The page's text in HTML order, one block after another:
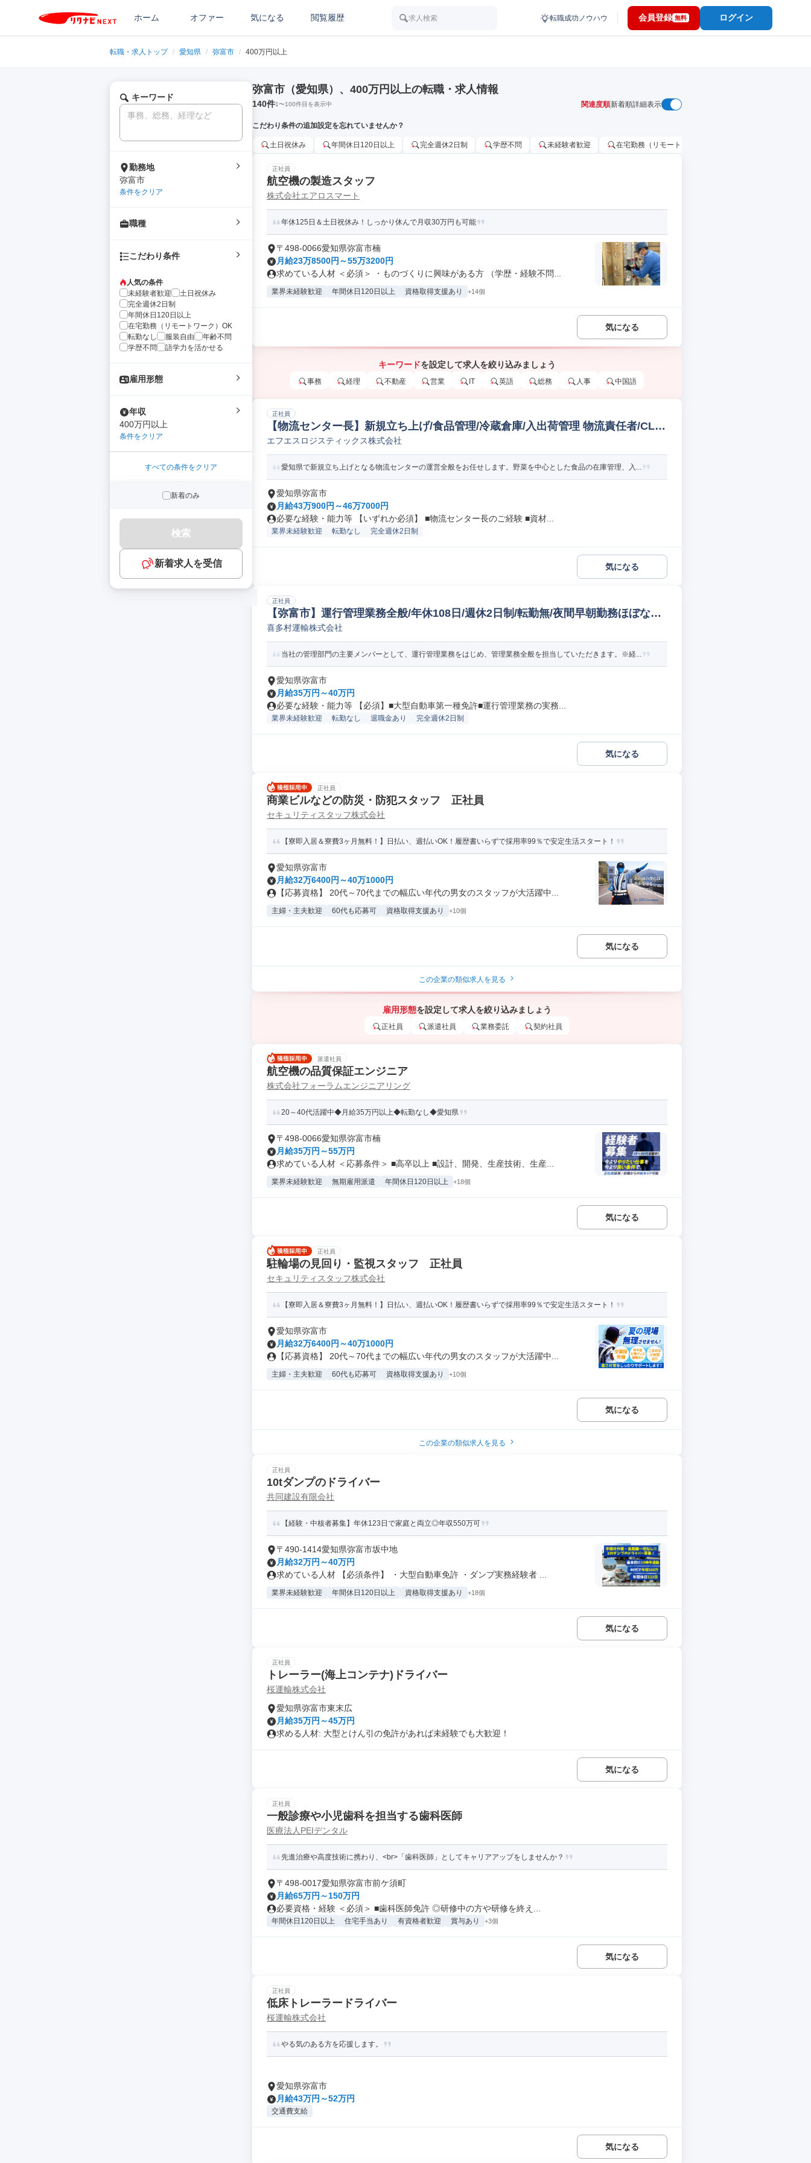
ホーム オファー 気になる 閲覧履歴 求人検索 転職成功ノウハウ 会員登録 無料 ログイン
転職・求人トップ / 愛知県 / 弥富市 / 400万円以上
キーワード
勤務地
弥富市
条件をクリア
職種
こだわり条件
人気の条件
未経験者歓迎
土日祝休み
完全週休2日制
年間休日120日以上
在宅勤務（リモートワーク）OK
転勤なし
服装自由
年齢不問
学歴不問
語学力を活かせる
雇用形態
年収
400万円以上
条件をクリア
すべての条件をクリア
新着のみ
検索
新着求人を受信
弥富市（愛知県）、400万円以上の転職・求人情報
140件1〜100件目を表示中 関連度順新着順詳細表示
こだわり条件の追加設定を忘れていませんか？
土日祝休み 年間休日120日以上 完全週休2日制 学歴不問 未経験者歓迎 在宅勤務（リモートワーク）OK
正社員
航空機の製造スタッフ
株式会社エアロスマート
年休125日＆土日祝休み！しっかり休んで月収30万円も可能
〒498-0066愛知県弥富市楠
月給23万8500円～55万3200円
求めている人材 ＜必須＞ ・ものづくりに興味がある方 （学歴・経験不問...
業界未経験歓迎 年間休日120日以上 資格取得支援あり +14個
気になる
キーワードを設定して求人を絞り込みましょう
事務 経理 不動産 営業 IT 英語 総務 人事 中国語
正社員
【物流センター長】新規立ち上げ/食品管理/冷蔵倉庫/入出荷管理 物流責任者/CLO/
Chief Logistics Officer
エフエスロジスティックス株式会社
愛知県で新規立ち上げとなる物流センターの運営全般をお任せします。野菜を中心とした食品の在庫管理、入...
愛知県弥富市
月給43万900円～46万7000円
必要な経験・能力等 【いずれか必須】 ■物流センター長のご経験 ■資材...
業界未経験歓迎 転勤なし 完全週休2日制
気になる
正社員
【弥富市】運行管理業務全般/年休108日/週休2日制/転勤無/夜間早朝勤務ほぼなし
物流運営管理
喜多村運輸株式会社
当社の管理部門の主要メンバーとして、運行管理業務をはじめ、管理業務全般を担当していただきます。※経...
愛知県弥富市
月給35万円～40万円
必要な経験・能力等 【必須】■大型自動車第一種免許■運行管理業務の実務...
業界未経験歓迎 転勤なし 退職金あり 完全週休2日制
気になる
正社員
商業ビルなどの防災・防犯スタッフ 正社員
セキュリティスタッフ株式会社
【寮即入居＆寮費3ヶ月無料！】日払い、週払いOK！履歴書いらずで採用率99％で安定生活スタート！
愛知県弥富市
月給32万6400円～40万1000円
【応募資格】 20代～70代までの幅広い年代の男女のスタッフが大活躍中...
主婦・主夫歓迎 60代も応募可 資格取得支援あり +10個
気になる
この企業の類似求人を見る
雇用形態を設定して求人を絞り込みましょう
正社員 派遣社員 業務委託 契約社員
派遣社員
航空機の品質保証エンジニア
株式会社フォーラムエンジニアリング
20～40代活躍中◆月給35万円以上◆転勤なし◆愛知県
〒498-0066愛知県弥富市楠
月給35万円～55万円
求めている人材 ＜応募条件＞ ■高卒以上 ■設計、開発、生産技術、生産...
業界未経験歓迎 無期雇用派遣 年間休日120日以上 +18個
気になる
正社員
駐輪場の見回り・監視スタッフ 正社員
セキュリティスタッフ株式会社
【寮即入居＆寮費3ヶ月無料！】日払い、週払いOK！履歴書いらずで採用率99％で安定生活スタート！
愛知県弥富市
月給32万6400円～40万1000円
【応募資格】 20代～70代までの幅広い年代の男女のスタッフが大活躍中...
主婦・主夫歓迎 60代も応募可 資格取得支援あり +10個
気になる
この企業の類似求人を見る
正社員
10tダンプのドライバー
共同建設有限会社
【経験・中核者募集】年休123日で家庭と両立◎年収550万可
〒490-1414愛知県弥富市坂中地
月給32万円～40万円
求めている人材 【必須条件】 ・大型自動車免許 ・ダンプ実務経験者 ...
業界未経験歓迎 年間休日120日以上 資格取得支援あり +18個
気になる
正社員
トレーラー(海上コンテナ)ドライバー
桜運輸株式会社
愛知県弥富市東末広
月給35万円～45万円
求める人材: 大型とけん引の免許があれば未経験でも大歓迎！
気になる
正社員
一般診療や小児歯科を担当する歯科医師
医療法人PEIデンタル
先進治療や高度技術に携わり、<br>「歯科医師」としてキャリアアップをしませんか？
〒498-0017愛知県弥富市前ケ須町
月給65万円～150万円
必要資格・経験 ＜必須＞ ■歯科医師免許 ◎研修中の方や研修を終え...
年間休日120日以上 住宅手当あり 有資格者歓迎 賞与あり +3個
気になる
正社員
低床トレーラードライバー
桜運輸株式会社
やる気のある方を応援します。
愛知県弥富市
月給43万円～52万円
交通費支給
気になる